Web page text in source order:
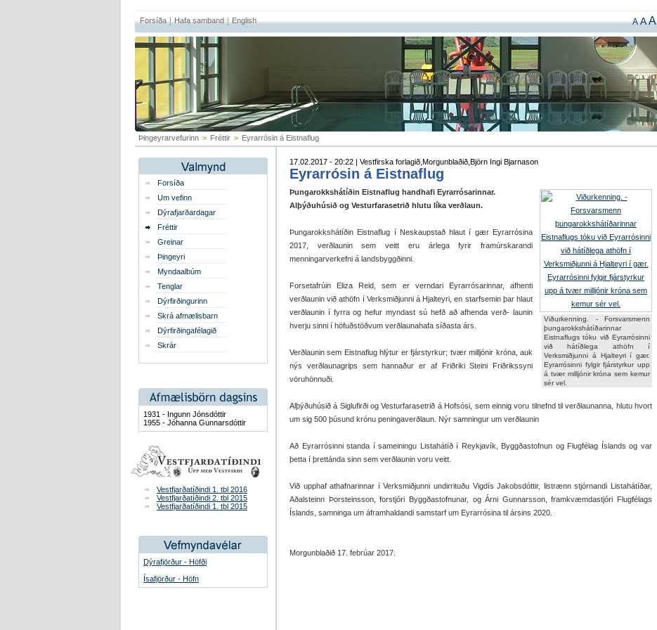
Forsíða Hafa samband English A AA
Þingeyrarvefurinn > Fréttir > Eyrarrósin á Eistnaflug
Forsíða
Um vefinn
Dýrafjarðardagar
Fréttir
Greinar
Þingeyri
Myndaalbúm
Tenglar
Dýrfirðingurinn
Skrá afmælisbarn
Dýrfirðingafélagið
Skrár
1931 - Ingunn Jónsdóttir
1955 - Jóhanna Gunnarsdóttir
Vestfjarðatíðindi 1. tbl 2016
Vestfjarðatíðindi 2. tbl 2015
Vestfjarðatíðindi 1. tbl 2015
Dýrafjörður - Höfði
Ísafjörður - Höfn
17.02.2017 - 20:22 | Vestfirska forlagið,Morgunblaðið,Björn Ingi Bjarnason
Eyrarrósin á Eistnaflug
Viðurkenning. - Forsvarsmenn
þungarokkshátíðarinnar
Eistnaflugs tóku við Eyrarrósinni
við hátíðlega athöfn í
Verksmiðjunni á Hjalteyri í gær.
Eyrarrósinni fylgir fjárstyrkur upp
á tvær milljónir króna sem kemur
sér vel.
Þungarokkshátíðin Eistnaflug handhafi Eyrarrósarinnar.
Alþýðuhúsið og Vesturfarasetrið hlutu líka verðlaun.
Þungarokkshátíðin Eistnaflug í Neskaupstað hlaut í gær Eyrarrósina
2017, verðlaunin sem veitt eru árlega fyrir framúrskarandi
menningarverkefni á landsbyggðinni.
Forsetafrúin Eliza Reid, sem er verndari Eyrarrósarinnar, afhenti
verðlaunin við athöfn í Verksmiðjunni á Hjalteyri, en starfsemin þar hlaut
verðlaunin í fyrra og hefur myndast sú hefð að afhenda verð- launin
hverju sinni í höfuðstöðvum verðlaunahafa síðasta árs.
Verðlaunin sem Eistnaflug hlýtur er fjárstyrkur; tvær milljónir króna, auk
nýs verðlaunagrips sem hannaður er af Friðriki Steini Friðrikssyni
vöruhönnuði.
Alþýðuhúsið á Siglufirði og Vesturfarasetrið á Hofsósi, sem einnig voru tilnefnd til verðlaunanna, hlutu hvort
um sig 500 þúsund krónu peningaverðlaun. Nýr samningur um verðlaunin
Að Eyrarrósinni standa í sameiningu Listahátíð í Reykjavík, Byggðastofnun og Flugfélag Íslands og var
þetta í þrettánda sinn sem verðlaunin voru veitt.
Við upphaf athafnarinnar í Verksmiðjunni undirrituðu Vigdís Jakobsdóttir, listrænn stjórnandi Listahátíðar,
Aðalsteinn Þorsteinsson, forstjóri Byggðastofnunar, og Árni Gunnarsson, framkvæmdastjóri Flugfélags
Íslands, samninga um áframhaldandi samstarf um Eyrarrósina til ársins 2020.
Morgunblaðið 17. febrúar 2017.